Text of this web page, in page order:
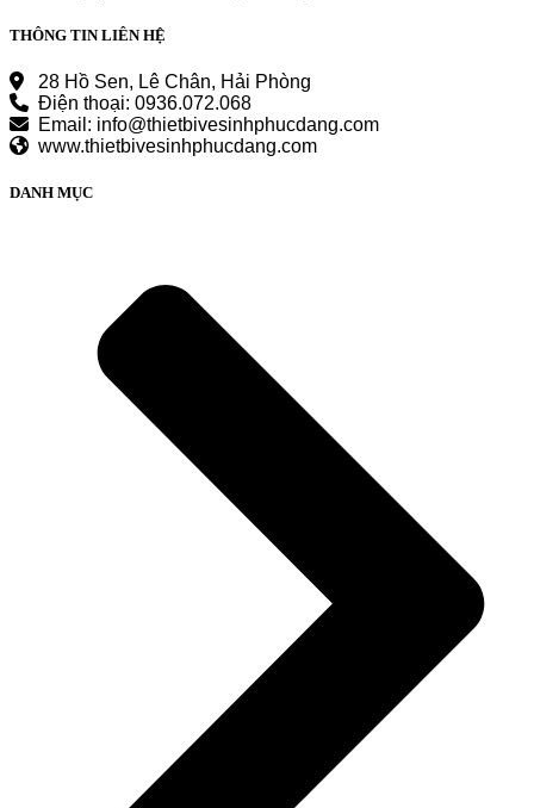
THÔNG TIN LIÊN HỆ
28 Hồ Sen, Lê Chân, Hải Phòng
Điện thoại: 0936.072.068
Email: info@thietbivesinhphucdang.com
www.thietbivesinhphucdang.com
DANH MỤC